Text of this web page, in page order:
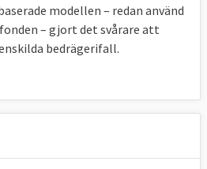
-
200
100
66-67 s.34 samt
modellen – redan använd
– gjort det svårare att
bedrägerifall.